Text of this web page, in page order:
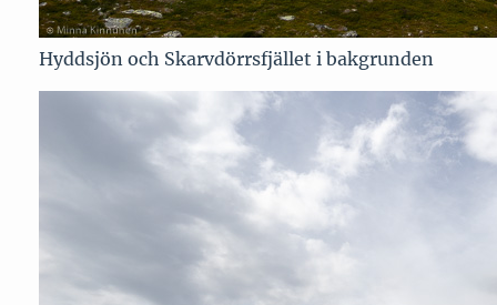
Hyddsjön och Skarvdörrsfjället i bakgrunden